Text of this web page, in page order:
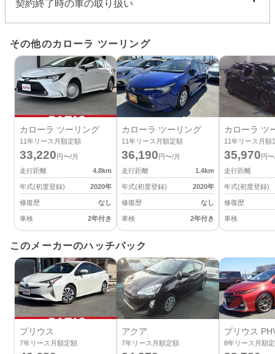
契約終了時の車の取り扱い
その他のカローラ ツーリング
カローラ ツーリング
11年リース月額定額
33,220円〜/月
走行距離
4.8km
年式(初度登録) 2020年
修復歴 なし
車検 2年付き
カローラ ツーリング
11年リース月額定額
36,190円〜/月
走行距離
1.4km
年式(初度登録) 2020年
修復歴 なし
車検 2年付き
カローラ ツ
11年リース月額
35,970円
走行距離
年式(初度登録)
修復歴
車検
このメーカーのハッチバック
プリウス
7年リース月額定額
アクア
7年リース月額定額
プリウス
8年リース月額